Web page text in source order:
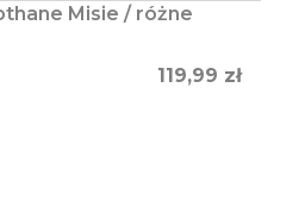
Misie / różne
Cena
119,99 zł